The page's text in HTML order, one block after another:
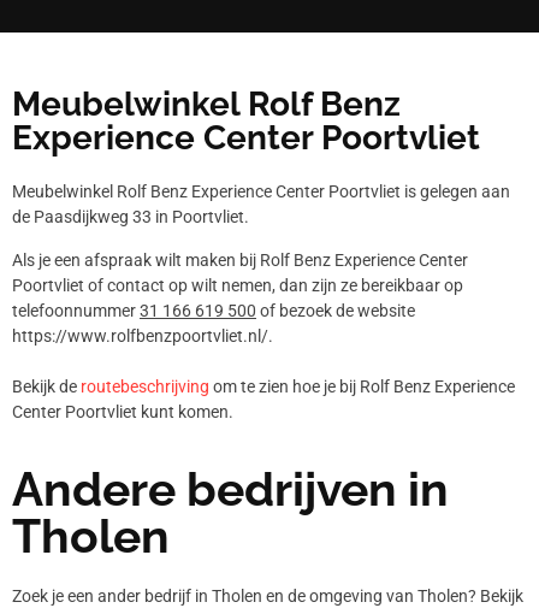
Meubelwinkel Rolf Benz
Experience Center Poortvliet
Meubelwinkel Rolf Benz Experience Center Poortvliet is gelegen aan
de Paasdijkweg 33 in Poortvliet.
Als je een afspraak wilt maken bij Rolf Benz Experience Center
Poortvliet of contact op wilt nemen, dan zijn ze bereikbaar op
telefoonnummer31 166 619 500 of bezoek de website
https://www.rolfbenzpoortvliet.nl/.
Bekijk de routebeschrijving om te zien hoe je bij Rolf Benz Experience
Center Poortvliet kunt komen.
Andere bedrijven in
Tholen
Zoek je een ander bedrijf in Tholen en de omgeving van Tholen? Bekijk